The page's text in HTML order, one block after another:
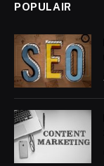
POPULAIR